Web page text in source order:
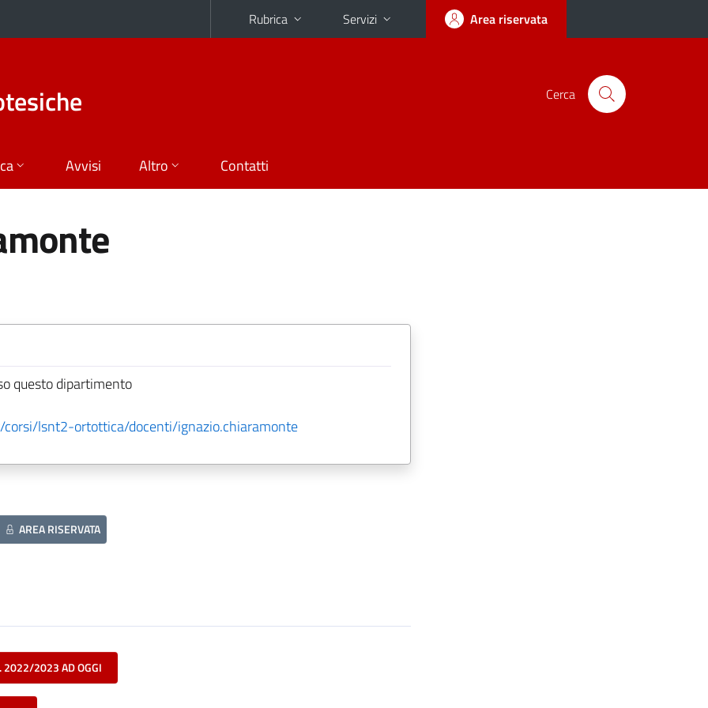
Rubrica Servizi Area riservata
Cerca
Avvisi Altro Contatti
questo dipartimento
lsnt2-ortottica/docenti/ignazio.chiaramonte
AREA RISERVATA
2022/2023 AD OGGI